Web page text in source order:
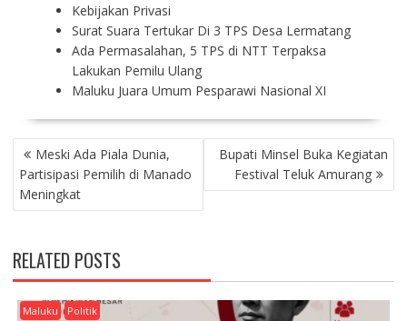
Kebijakan Privasi
Surat Suara Tertukar Di 3 TPS Desa Lermatang
Ada Permasalahan, 5 TPS di NTT Terpaksa
Lakukan Pemilu Ulang
Maluku Juara Umum Pesparawi Nasional XI
P
O
S
T
A
V
I
G
Meski Ada Piala Dunia,
Partisipasi Pemilih di Manado
Meningkat
Bupati Minsel Buka Kegiatan
Festival Teluk Amurang
RELATED POSTS
Maluku Politik